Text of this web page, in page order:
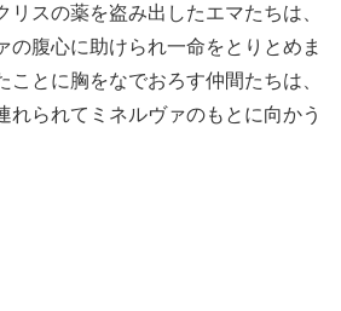
リスの薬を盗み出したエマたちは、
の腹心に助けられ一命をとりとめま
ことに胸をなでおろす仲間たちは、
れられてミネルヴァのもとに向かう